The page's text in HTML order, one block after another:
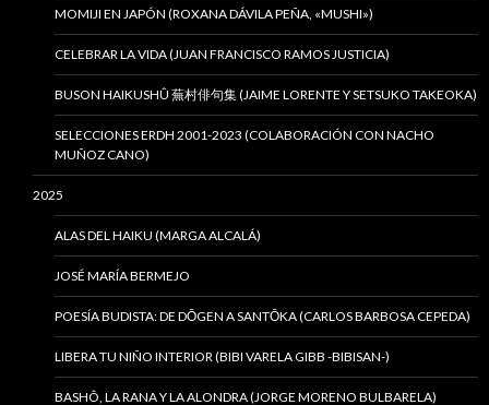
MOMIJI EN JAPÓN (ROXANA DÁVILA PEÑA, «MUSHI»)
CELEBRAR LA VIDA (JUAN FRANCISCO RAMOS JUSTICIA)
BUSON HAIKUSHÛ 蕪村俳句集 (JAIME LORENTE Y SETSUKO TAKEOKA)
SELECCIONES ERDH 2001-2023 (COLABORACIÓN CON NACHO
MUÑOZ CANO)
2025
ALAS DEL HAIKU (MARGA ALCALÁ)
JOSÉ MARÍA BERMEJO
POESÍA BUDISTA: DE DŌGEN A SANTŌKA (CARLOS BARBOSA CEPEDA)
LIBERA TU NIÑO INTERIOR (BIBI VARELA GIBB -BIBISAN-)
BASHÔ, LA RANA Y LA ALONDRA (JORGE MORENO BULBARELA)